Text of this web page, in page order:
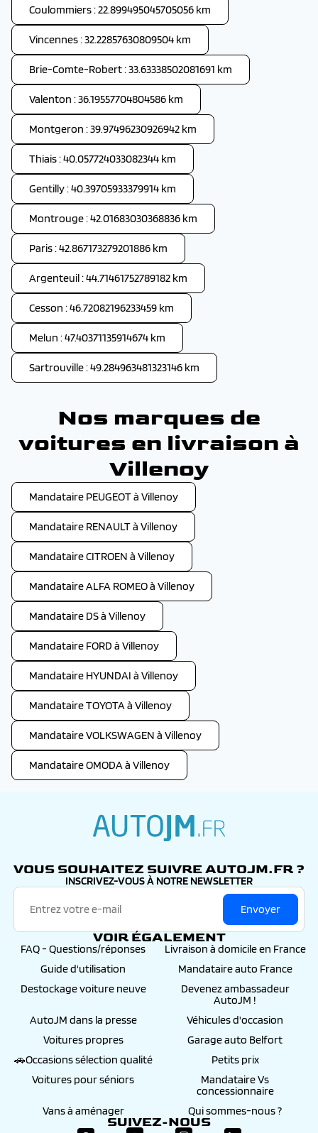
Coulommiers : 22.899495045705056 km
Vincennes : 32.22857630809504 km
Brie-Comte-Robert : 33.63338502081691 km
Valenton : 36.19557704804586 km
Montgeron : 39.97496230926942 km
Thiais : 40.057724033082344 km
Gentilly : 40.39705933379914 km
Montrouge : 42.01683030368836 km
Paris : 42.867173279201886 km
Argenteuil : 44.71461752789182 km
Cesson : 46.72082196233459 km
Melun : 47.40371135914674 km
Sartrouville : 49.284963481323146 km
Nos marques de
voitures en livraison à
Villenoy
Mandataire PEUGEOT à Villenoy
Mandataire RENAULT à Villenoy
Mandataire CITROEN à Villenoy
Mandataire ALFA ROMEO à Villenoy
Mandataire DS à Villenoy
Mandataire FORD à Villenoy
Mandataire HYUNDAI à Villenoy
Mandataire TOYOTA à Villenoy
Mandataire VOLKSWAGEN à Villenoy
Mandataire OMODA à Villenoy
VOUS SOUHAITEZ SUIVRE AUTOJM.FR ?
INSCRIVEZ-VOUS À NOTRE NEWSLETTER
Envoyer
VOIR ÉGALEMENT
FAQ - Questions/réponses
Livraison à domicile en France
Guide d'utilisation
Mandataire auto France
Destockage voiture neuve
Devenez ambassadeur
AutoJM !
AutoJM dans la presse
Véhicules d'occasion
Voitures propres
Garage auto Belfort
🚗Occasions sélection qualité
Petits prix
Voitures pour séniors
Mandataire Vs
concessionnaire
Vans à aménager
Qui sommes-nous ?
SUIVEZ-NOUS